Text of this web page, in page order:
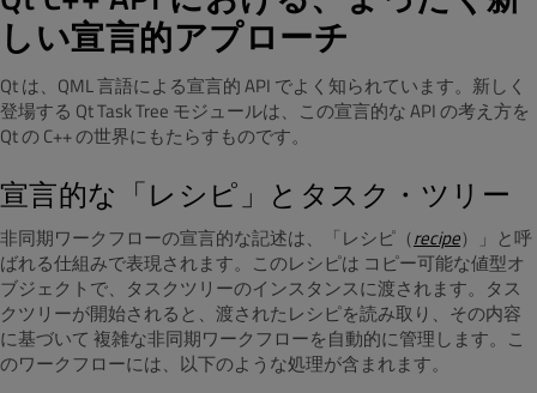
しい宣言的アプローチ
Qt は、QML 言語による宣言的 API でよく知られています。新しく
登場する Qt Task Tree モジュールは、この宣言的な API の考え方を
Qt の C++ の世界にもたらすものです。
宣言的な「レシピ」とタスク・ツリー
非同期ワークフローの宣言的な記述は、「レシピ（recipe）」と呼
ばれる仕組みで表現されます。このレシピは コピー可能な値型オ
ブジェクトで、タスクツリーのインスタンスに渡されます。タス
クツリーが開始されると、渡されたレシピを読み取り、その内容
に基づいて 複雑な非同期ワークフローを自動的に管理します。こ
のワークフローには、以下のような処理が含まれます。